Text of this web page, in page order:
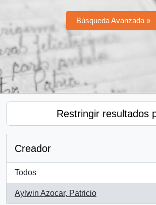
Búsqueda Avanzada »
Restringir resultados
Creador
Todos
Aylwin Azocar, Patricio
, 1 resultados